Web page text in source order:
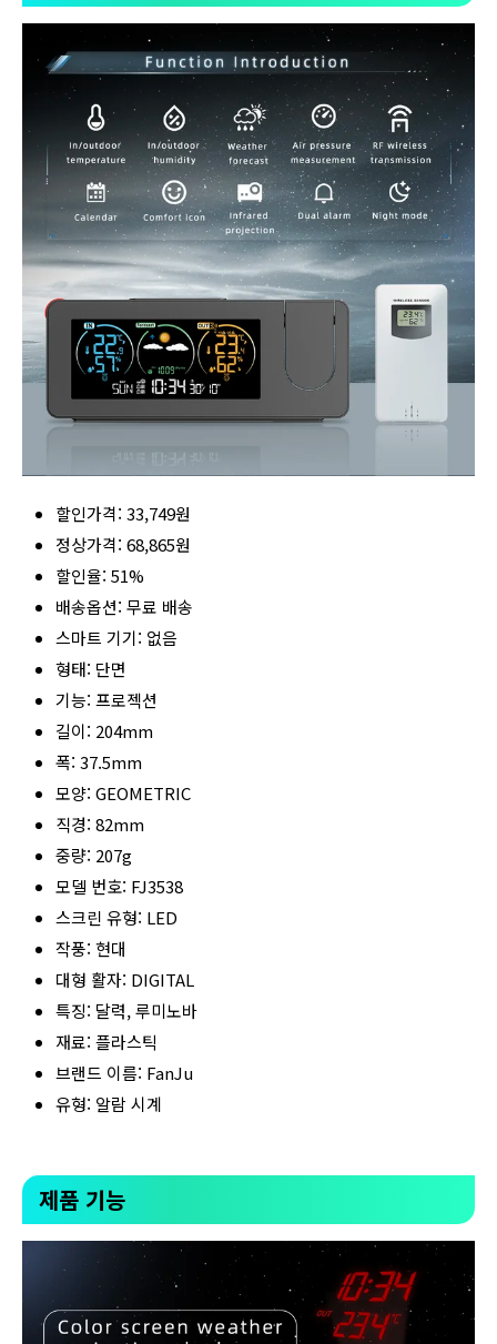
할인가격: 33,749원
정상가격: 68,865원
할인율: 51%
배송옵션: 무료 배송
스마트 기기: 없음
형태: 단면
기능: 프로젝션
길이: 204mm
폭: 37.5mm
모양: GEOMETRIC
직경: 82mm
중량: 207g
모델 번호: FJ3538
스크린 유형: LED
작풍: 현대
대형 활자: DIGITAL
특징: 달력, 루미노바
재료: 플라스틱
브랜드 이름: FanJu
유형: 알람 시계
제품 기능